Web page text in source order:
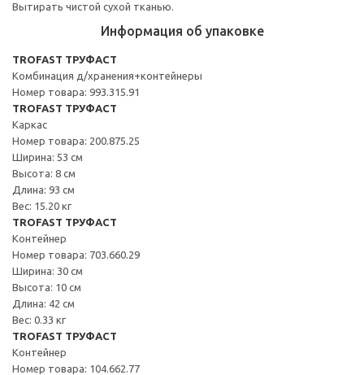
Вытирать чистой сухой тканью.
Информация об упаковке
TROFAST ТРУФАСТ
Комбинация д/хранения+контейнеры
Номер товара: 993.315.91
TROFAST ТРУФАСТ
Каркас
Номер товара: 200.875.25
Ширина: 53 см
Высота: 8 см
Длина: 93 см
Вес: 15.20 кг
TROFAST ТРУФАСТ
Контейнер
Номер товара: 703.660.29
Ширина: 30 см
Высота: 10 см
Длина: 42 см
Вес: 0.33 кг
TROFAST ТРУФАСТ
Контейнер
Номер товара: 104.662.77